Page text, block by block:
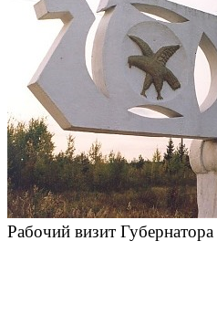
Рабочий визит